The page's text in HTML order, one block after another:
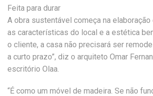
Feita para durar
A obra sustentável começa na elaboração
as características do local e a estética
o cliente, a casa não precisará ser
a curto prazo”, diz o arquiteto Omar
escritório Olaa.
“É como um móvel de madeira. Se não